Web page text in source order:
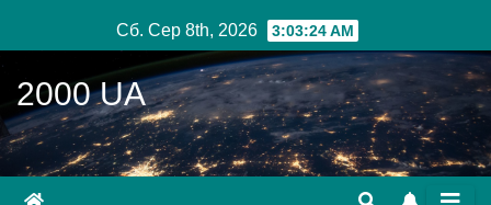
до
вмісту
Сб. Сер 8th, 2026 3:03:25 AM
2000 UA